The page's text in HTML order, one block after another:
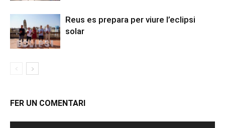
Reus es prepara per viure l’eclipsi
solar
FER UN COMENTARI